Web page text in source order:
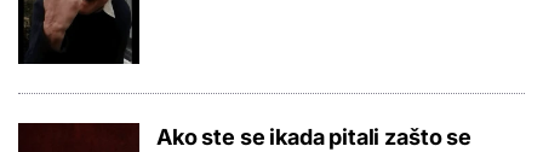
Ako ste se ikada pitali zašto se